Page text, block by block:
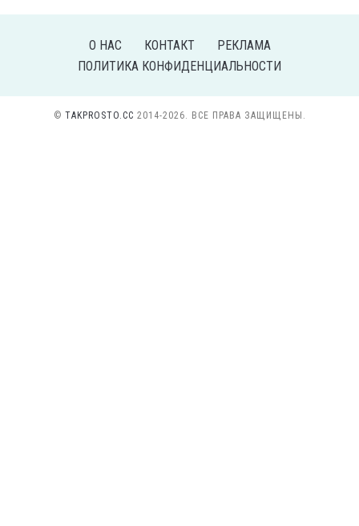
О НАС КОНТАКТ
РЕКЛАМА
ПОЛИТИКА КОНФИДЕНЦИАЛЬНОСТИ
© TAKPROSTO.CC 2014-2026. ВСЕ ПРАВА ЗАЩИЩЕНЫ.